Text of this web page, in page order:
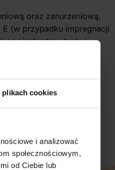
plikach cookies
i analizować
społecznościowym,
od Ciebie lub
oraz zanurzeniową.
(w przypadku impregnacji
niezbędne atesty i